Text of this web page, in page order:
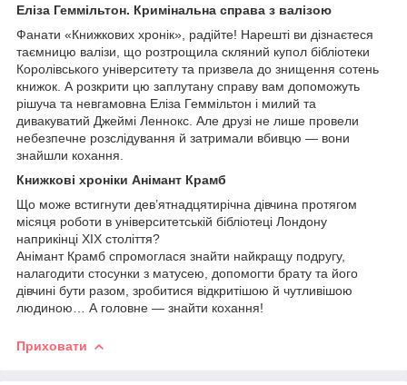
Еліза Геммільтон. Кримінальна справа з валізою
Фанати «Книжкових хронік», радійте! Нарешті ви дізнаєтеся
таємницю валізи, що розтрощила скляний купол бібліотеки
Королівського університету та призвела до знищення сотень
книжок. А розкрити цю заплутану справу вам допоможуть
рішуча та невгамовна Еліза Геммільтон і милий та
дивакуватий Джеймі Леннокс. Але друзі не лише провели
небезпечне розслідування й затримали вбивцю — вони
знайшли кохання.
Книжкові хроніки Анімант Крамб
Що може встигнути дев’ятнадцятирічна дівчина протягом
місяця роботи в університетській бібліотеці Лондону
наприкінці XIX століття?
Анімант Крамб спромоглася знайти найкращу подругу,
налагодити стосунки з матусею, допомогти брату та його
дівчині бути разом, зробитися відкритішою й чутливішою
людиною… А головне — знайти кохання!
Приховати